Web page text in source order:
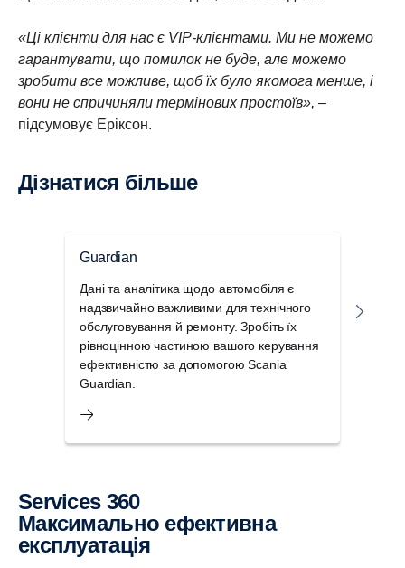
«Ці клієнти для нас є VIP-клієнтами. Ми не можемо
гарантувати, що помилок не буде, але можемо
зробити все можливе, щоб їх було якомога менше, і
вони не спричиняли термінових простоїв», –
підсумовує Еріксон.
Дізнатися більше
Guardian
Дані та аналітика щодо автомобіля є
надзвичайно важливими для технічного
обслуговування й ремонту. Зробіть їх
рівноцінною частиною вашого керування
ефективністю за допомогою Scania
Guardian.
Services 360
Максимально ефективна
експлуатація